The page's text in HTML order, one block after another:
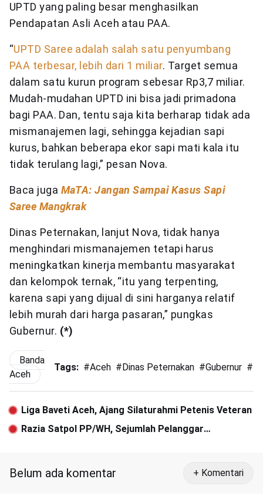
UPTD yang paling besar menghasilkan
Pendapatan Asli Aceh atau PAA.
“UPTD Saree adalah salah satu penyumbang
PAA terbesar, lebih dari 1 miliar. Target semua
dalam satu kurun program sebesar Rp3,7 miliar.
Mudah-mudahan UPTD ini bisa jadi primadona
bagi PAA. Dan, tentu saja kita berharap tidak ada
mismanajemen lagi, sehingga kejadian sapi
kurus, bahkan beberapa ekor sapi mati kala itu
tidak terulang lagi,” pesan Nova.
Baca juga MaTA: Jangan Sampai Kasus Sapi
Saree Mangkrak
Dinas Peternakan, lanjut Nova, tidak hanya
menghindari mismanajemen tetapi harus
meningkatkan kinerja membantu masyarakat
dan kelompok ternak, “itu yang terpenting,
karena sapi yang dijual di sini harganya relatif
lebih murah dari harga pasaran,” pungkas
Gubernur. (*)
Banda
Aceh
Tags: #Aceh # Dinas Peternakan #Gubernur #
Liga Baveti Aceh, Ajang Silaturahmi Petenis Veteran
Razia Satpol PP/WH, Sejumlah Pelanggar
Belum ada komentar + Komentari